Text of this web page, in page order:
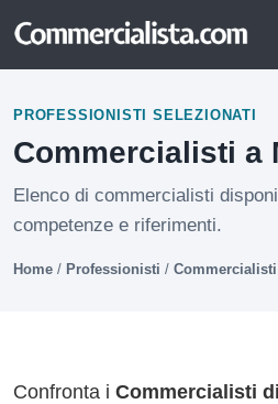
PROFESSIONISTI SELEZIONATI
Commercialisti a
Elenco di commercialisti
competenze e riferimenti.
Home / Professionisti / Commercialisti
Confronta i Commercialisti